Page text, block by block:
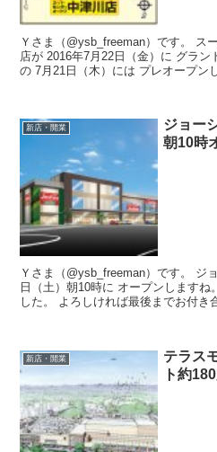
Ｙさま（@ysb_freeman）です。 スーパーセンターオークワ中津川
店が 2016年7月22日（金）に グランドオ
新店・開業
ジョー
朝10時
Ｙさま（@ysb_freeman）です。 ジョーシン流山店 が2016年3月26
日（土）朝10時に オープンしますね。 いろいろ情報を収集してみ
新店・開業
テラス
ト約